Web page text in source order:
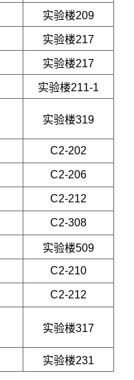
实验楼209
实验楼217
实验楼217
实验楼211-1
实验楼319
C2-202
C2-206
C2-212
C2-308
实验楼509
C2-210
C2-212
实验楼317
实验楼231